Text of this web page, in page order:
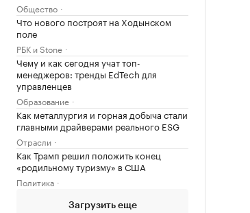
Общество
Что нового построят на Ходынском
поле
РБК и Stone
Чему и как сегодня учат топ-
менеджеров: тренды EdTech для
управленцев
Образование
Как металлургия и горная добыча стали
главными драйверами реального ESG
Отрасли
Как Трамп решил положить конец
«родильному туризму» в США
Политика
Загрузить еще